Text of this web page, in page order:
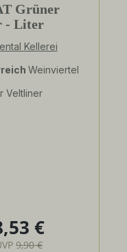
Grüner
- Liter
Kellerei
Weinviertel
Veltliner
Preis:
€
9,90 €